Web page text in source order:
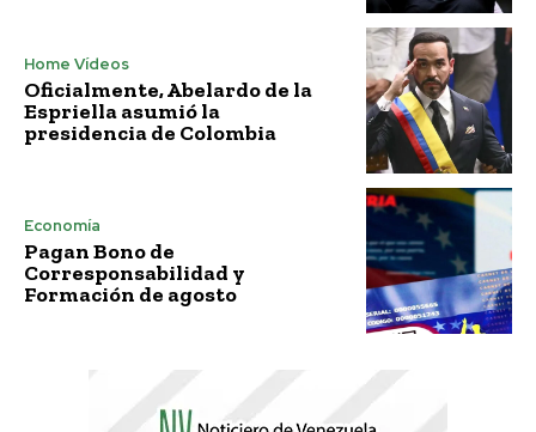
Home Vídeos
Oficialmente, Abelardo de la
Espriella asumió la
presidencia de Colombia
Economía
Pagan Bono de
Corresponsabilidad y
Formación de agosto